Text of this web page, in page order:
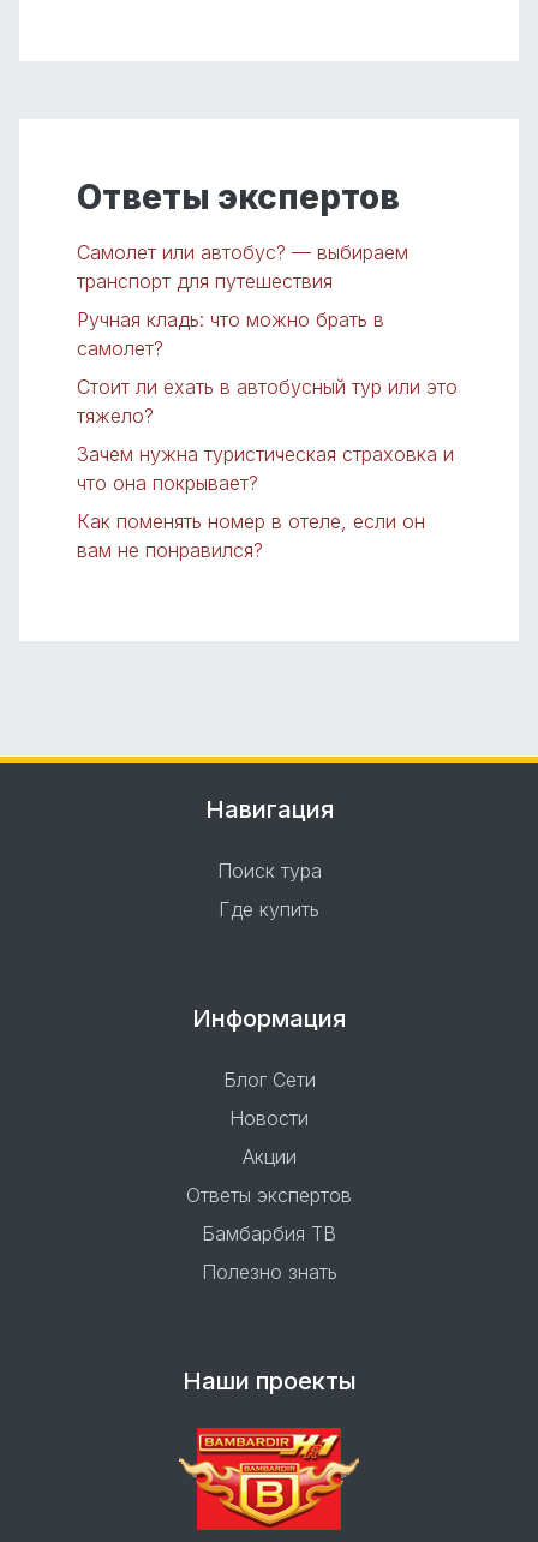
Ответы экспертов
Самолет или автобус? — выбираем
транспорт для путешествия
Ручная кладь: что можно брать в
самолет?
Стоит ли ехать в автобусный тур или это
тяжело?
Зачем нужна туристическая страховка и
что она покрывает?
Как поменять номер в отеле, если он
вам не понравился?
Навигация
Поиск тура
Где купить
Информация
Блог Сети
Новости
Акции
Ответы экспертов
Бамбарбия ТВ
Полезно знать
Наши проекты